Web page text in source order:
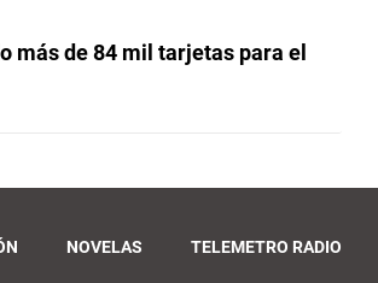
más de 84 mil tarjetas para el
NOVELAS TELEMETRO RADIO